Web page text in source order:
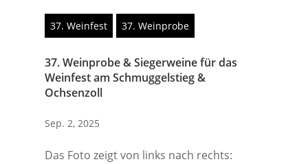
37. Weinfest 37. Weinprobe
37. Weinprobe & Siegerweine für das
Weinfest am Schmuggelstieg &
Ochsenzoll
Sep. 2, 2025
Das Foto zeigt von links nach rechts: